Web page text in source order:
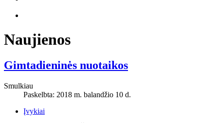
Naujienos
Gimtadieninės nuotaikos
Smulkiau
Paskelbta: 2018 m. balandžio 10 d.
Įvykiai